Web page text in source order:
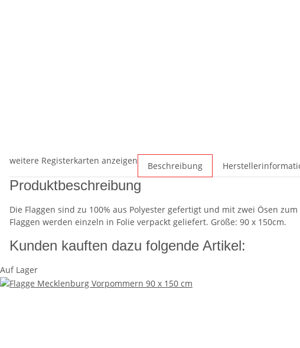
weitere Registerkarten anzeigen Beschreibung
Produktbeschreibung
Die Flaggen sind zu 100% aus Polyester gefertigt und mit zwei Ösen
Flaggen werden einzeln in Folie verpackt geliefert. Größe: 90 x 150cm.
Kunden kauften dazu folgende Artikel:
Auf Lager